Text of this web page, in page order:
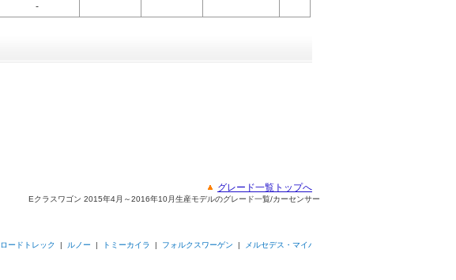
-
グレード一覧トップへ
Eクラスワゴン 2015年4月～2016年10月生産モデルのグレード一覧/カーセンサー
ロードトレック | ルノー | トミーカイラ | フォルクスワーゲン |
メルセデス・マイバ